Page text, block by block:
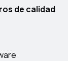
de calidad